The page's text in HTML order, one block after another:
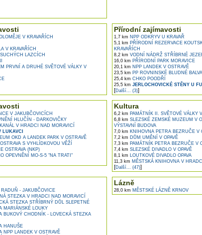
V KRAVAŘÍCH
V KRAVAŘÍCH
LAZCÍCH
PRVNÍ A DRUHÉ SVĚTOVÉ VÁLKY V
Přírodní zajímavosti
1,7 km NPP ODKRYV U KRAVAŘ
5,1 km PŘÍRODNÍ REZERVACE
KRAVAŘÍCH
8,2 km VODNÍ NÁDRŽ STŘÍBRNÉ
16,0 km PŘÍRODNÍ PARK MORAVICE
20,1 km NPP LANDEK V OSTRAVĚ
23,5 km PP ROVNINSKÉ BLUDNÉ
25,4 km CHKO POODŘÍ
25,5 km JERLOCHOVICKÉ STĚNY U
[Další... (3)]
V JAKUBČOVICÍCH
HLUČÍN - DARKOVIČKY
V HRADCI NAD MORAVICÍ
LUKAVCI
OKD A LANDEK PARK V OSTRAVĚ
S VYHLÍDKOVOU VĚŽÍ
OSTRAVA (NKP)
OPEVNĚNÍ MO-S-5 "NA TRATI"
Kultura
6,2 km PAMÁTNÍK II. SVĚTOVÉ VÁLKY
6,8 km SLEZSKÉ ZEMSKÉ MUZEUM V
VÝSTAVNÍ BUDOVA
7,0 km KNIHOVNA PETRA BEZRUČE V
7,2 km DŮM UMĚNÍ V OPAVĚ
7,3 km PAMÁTNÍK PETRA BEZRUČE V
7,4 km SLEZSKÉ DIVADLO V OPAVĚ
8,1 km LOUTKOVÉ DIVADLO OPAVA
11,3 km MĚSTSKÁ KNIHOVNA V
[Další... (47)]
- JAKUBČOVICE
STEZKA V HRADCI NAD MORAVICÍ
STEZKA STŘÍBRNÝ DŮL SLEPETNÉ
MARIÁNSKÉ LOUKY
BUKOVÝ CHODNÍK - LOVECKÁ STEZKA
HANUŠE
NPP LANDEK V OSTRAVĚ
Lázně
28,0 km MĚSTSKÉ LÁZNĚ KRNOV